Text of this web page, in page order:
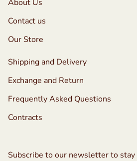
About Us
Contact us
Our Store
Shipping and Delivery
Exchange and Return
Frequently Asked Questions
Contracts
Subscribe to our newsletter to